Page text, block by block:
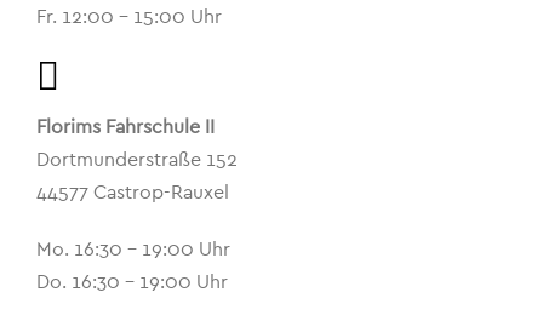
Fr. 12:00 – 15:00 Uhr
Florims Fahrschule II
Dortmunderstraße 152
44577 Castrop-Rauxel
Mo. 16:30 – 19:00 Uhr
Do. 16:30 – 19:00 Uhr